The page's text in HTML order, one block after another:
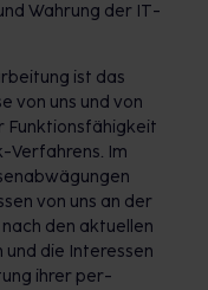
Wahrung der IT-
ist das
von uns und von
Funktionsfähigkeit
Verfahrens. Im
von uns an der
den aktuellen
die Interessen
ihrer per-